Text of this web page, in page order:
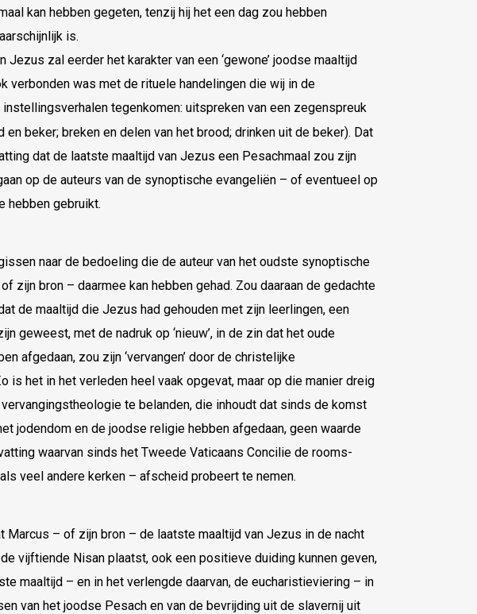
kan hebben gegeten, tenzij hij het een dag zou hebben
is.
Jezus zal eerder het karakter van een ‘gewone’ joodse maaltijd
verbonden was met de rituele handelingen die wij in de
tegenkomen: uitspreken van een zegenspreuk
en beker; breken en delen van het brood; drinken uit de beker). Dat
dat de laatste maaltijd van Jezus een Pesachmaal zou zijn
op de auteurs van de synoptische evangeliën – of eventueel op
hebben gebruikt.
naar de bedoeling die de auteur van het oudste synoptische
zijn bron – daarmee kan hebben gehad. Zou daaraan de gedachte
de maaltijd die Jezus had gehouden met zijn leerlingen, een
geweest, met de nadruk op ‘nieuw’, in de zin dat het oude
afgedaan, zou zijn ‘vervangen’ door de christelijke
is het in het verleden heel vaak opgevat, maar op die manier dreig
te belanden, die inhoudt dat sinds de komst
jodendom en de joodse religie hebben afgedaan, geen waarde
waarvan sinds het Tweede Vaticaans Concilie de rooms-
veel andere kerken – afscheid probeert te nemen.
Marcus – of zijn bron – de laatste maaltijd van Jezus in de nacht
vijftiende Nisan plaatst, ook een positieve duiding kunnen geven,
maaltijd – en in het verlengde daarvan, de eucharistieviering – in
van het joodse Pesach en van de bevrijding uit de slavernij uit